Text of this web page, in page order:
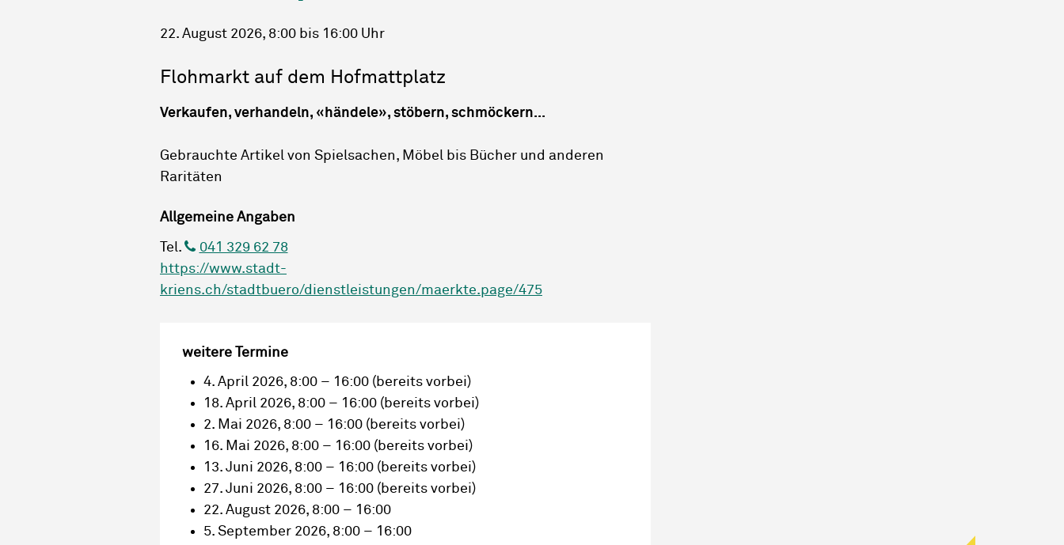
22. August 2026, 8:00 bis 16:00 Uhr
Flohmarkt auf dem Hofmattplatz
Verkaufen, verhandeln, «händele», stöbern, schmöckern...
Gebrauchte Artikel von Spielsachen, Möbel bis Bücher und anderen
Raritäten
Allgemeine Angaben
Tel.
041 329 62 78
https://www.stadt-
kriens.ch/stadtbuero/dienstleistungen/maerkte.page/475
weitere Termine
4. April 2026, 8:00 – 16:00 (bereits vorbei)
18. April 2026, 8:00 – 16:00 (bereits vorbei)
2. Mai 2026, 8:00 – 16:00 (bereits vorbei)
16. Mai 2026, 8:00 – 16:00 (bereits vorbei)
13. Juni 2026, 8:00 – 16:00 (bereits vorbei)
27. Juni 2026, 8:00 – 16:00 (bereits vorbei)
22. August 2026, 8:00 – 16:00
5. September 2026, 8:00 – 16:00